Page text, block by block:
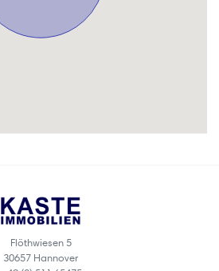
Flöthwiesen 5
30657 Hannover